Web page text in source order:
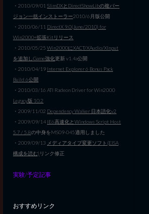
・2010/09/01 SlimDXとDirectShowLibの複バー
ジョン一括インストーラー2010/6月版公開
・2010/06/11 DirectX 9.0(June/2010) for
Win2000+拡張Kitリリース
・2010/05/25 Win2000にXACT/XAudio/XInput
を追加しGame強化更新 v1.4a公開
・2010/04/19 Internet Explorer 6 Bonus Pack
Build 6公開
・2010/03/16 ATI Radeon Driver for Win2000
Legacy版 10.2
・2009/11/02 Dependency Walker 日本語化v2
・2009/09/14 IE6高速化とWindows Script Host
5.7 / 5.8の中身をMS09-045適用しました
・2009/09/13 メディアタイプ変更ソフト(EISA
構成を読む) リンク修正
実験/予定記事
おすすめリンク